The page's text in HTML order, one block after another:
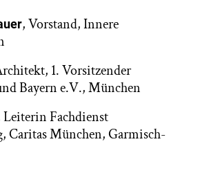
, Vorstand, Innere
1. Vorsitzender
Bayern e.V., München
Leiterin Fachdienst
Caritas München, Garmisch-